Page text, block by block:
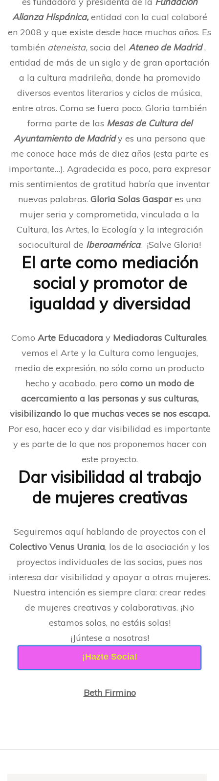
Alianza Hispánica,entidad con la cual colaboré
en 2008 y que existe desde hace muchos años. Es
también ateneista, socia del Ateneo de Madrid,
entidad de más de un siglo y de gran aportación
a la cultura madrileña, donde ha promovido
diversos eventos literarios y ciclos de música,
entre otros. Como se fuera poco, Gloria también
forma parte de las Mesas de Cultura del
Ayuntamiento de Madridy es una persona que
me conoce hace más de diez años (esta parte es
importante…). Agradecida es poco, para expresar
mis sentimientos de gratitud habría que inventar
nuevas palabras. Gloria Solas Gaspares una
mujer seria y comprometida, vinculada a la
Cultura, las Artes, la Ecología y la integración
sociocultural de Iberoamérica. ¡Salve Gloria!
El arte como mediación
social y promotor de
igualdad y diversidad
Como Arte Educadora y Mediadoras Culturales,
vemos el Arte y la Cultura como lenguajes,
medio de expresión, no sólo como un producto
hecho y acabado, pero como un modo de
acercamiento a las personas y sus culturas,
visibilizando lo que muchas veces se nos escapa.
Por eso, hacer eco y dar visibilidad es importante
y es parte de lo que nos proponemos hacer con
este proyecto.
Dar visibilidad al trabajo
de mujeres creativas
Seguiremos aquí hablando de proyectos con el
Colectivo Venus Urania, los de la asociación y los
proyectos individuales de las socias, pues nos
interesa dar visibilidad y apoyar a otras mujeres.
Nuestra intención es siempre clara: crear redes
de mujeres creativas y colaborativas. ¡No
estamos solas, no estáis solas!
¡Júntese a nosotras!
¡Hazte Socia!
Beth Firmino